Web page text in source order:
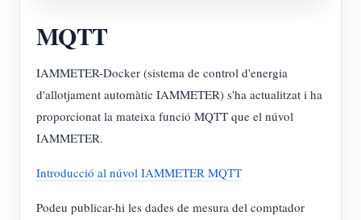
MQTT
IAMMETER-Docker (sistema de control d'energia
d'allotjament automàtic IAMMETER) s'ha actualitzat i ha
proporcionat la mateixa funció MQTT que el núvol
IAMMETER.
Introducció al núvol IAMMETER MQTT
Podeu publicar-hi les dades de mesura del comptador